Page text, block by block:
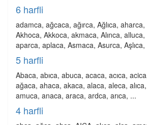
6 harfli
adamca, ağcaca, ağırca, Ağlıca,
Akhoca, Akkoca, akmaca, Alınca, alluca,
aparca, aplaca, Asmaca, Asurca, Aşlıca,
5 harfli
Abaca, abıca, abuca, acaca, acıca,
ağaca, ahaca, akaca, alaca, aleca,
amuca, anaca, araca, ardca, arıca, ...
4 harfli